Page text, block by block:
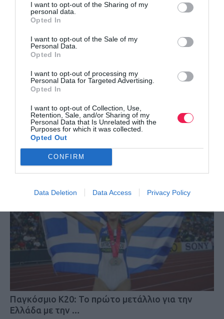
I want to opt-out of the Sharing of my
personal data.
Opted In
I want to opt-out of the Sale of my
Personal Data.
Opted In
I want to opt-out of processing my
Personal Data for Targeted Advertising.
Opted In
I want to opt-out of Collection, Use,
Retention, Sale, and/or Sharing of my
Personal Data that Is Unrelated with the
Purposes for which it was collected.
Opted Out
CONFIRM
Data Deletion Data Access Privacy Policy
Ironman Αγάπης: Μια διαδρομή σε σχήμα
καρδιάς για τη συ…
Δείτε περισσότερα
Παγκόσμιο Κ20: Το πρώτο μετάλλιο για την
Ελλάδα με την …